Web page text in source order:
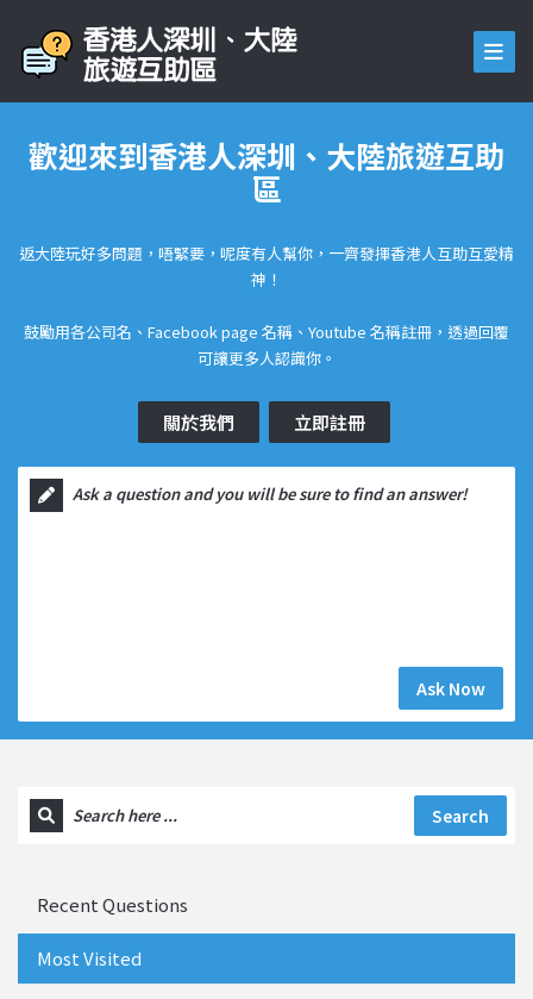
歡迎來到香港人深圳、大陸旅遊互助
區
返大陸玩好多問題，唔緊要，呢度有人幫你，一齊發揮香港人互助互愛精
神！
鼓勵用各公司名、Facebook page 名稱、Youtube 名稱註冊，透過回覆
可讓更多人認識你。
關於我們 立即註冊
Ask Now
Search
Recent Questions
Most Visited